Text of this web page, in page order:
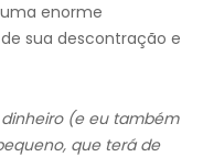
enorme
sua descontração e
(e eu também
que terá de